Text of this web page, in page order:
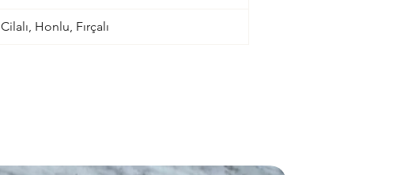
Cilalı, Honlu, Fırçalı